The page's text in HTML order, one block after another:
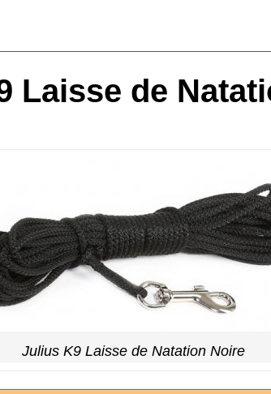
Laisse de
Julius K9 Laisse de Natation Noire